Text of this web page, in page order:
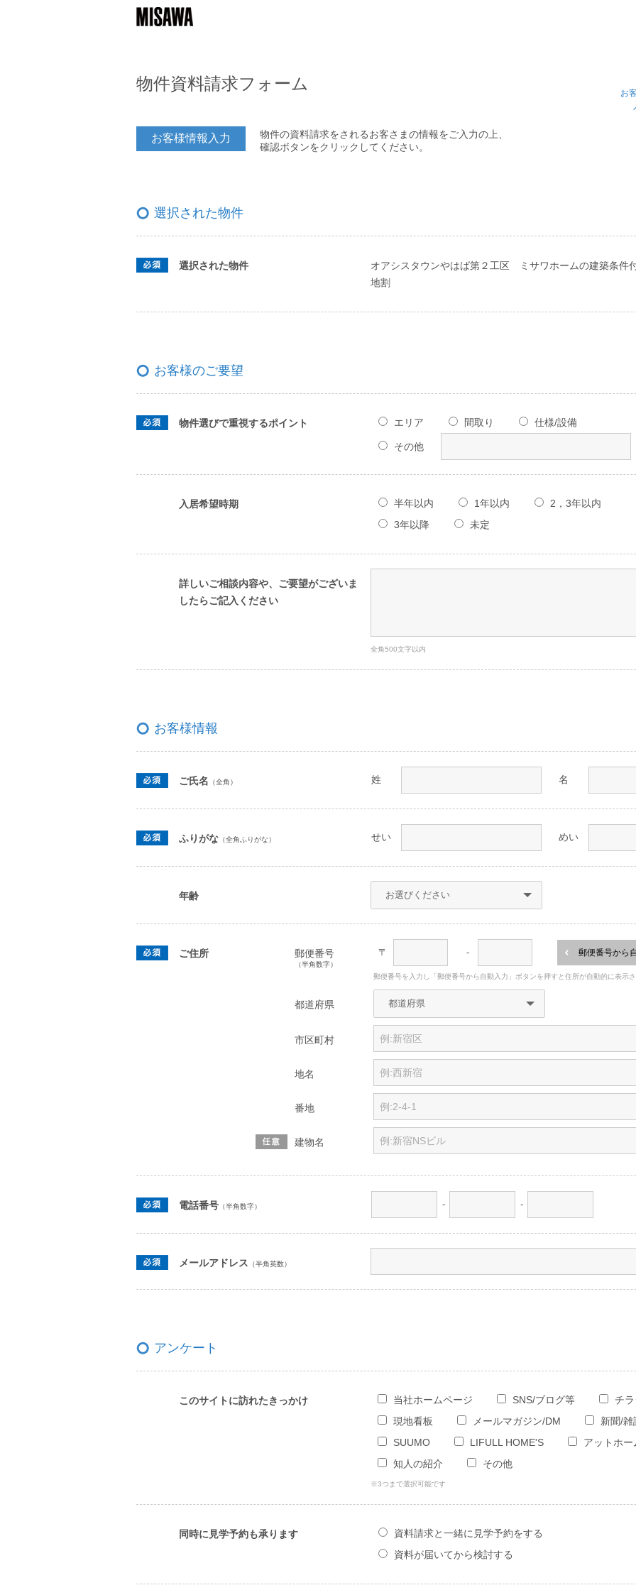
物件資料請求フォーム
お
お客様情報入力
物件の資料請求をされるお客さまの情報をご入力の上、
確認ボタンをクリックしてください。
選択された物件
選択された物件
オアシスタウンやはば第２工区 ミサワホームの建築条件
地割
お客様のご要望
物件選びで重視するポイント エリア 間取り 仕様/設備
その他
入居希望時期 半年以内 1年以内
2，3年以内
3年以降
未定
詳しいご相談内容や、ご要望がございま
したらご記入ください
全角500文字以内
お客様情報
ご氏名 （全角） 姓 名
ふりがな （全角ふりがな） せい めい
年齢
ご住所 郵便番号
（半角数字）
〒 - 郵便番号から
郵便番号を入力し「郵便番号から自動入力」ボタンを押すと住所が自動的に表示
都道府県
市区町村
地名
番地
建物名
電話番号 （半角数字） - -
メールアドレス （半角英数）
アンケート
このサイトに訪れたきっかけ 当社ホームページ SNS/ブログ等
チ
現地看板
メールマガジン/DM
新聞/雑
SUUMO
LIFULL HOME'S
アットホー
知人の紹介
その他
※3つまで選択可能です
同時に見学予約も承ります
資料請求と一緒に見学予約をする
資料が届いてから検討する